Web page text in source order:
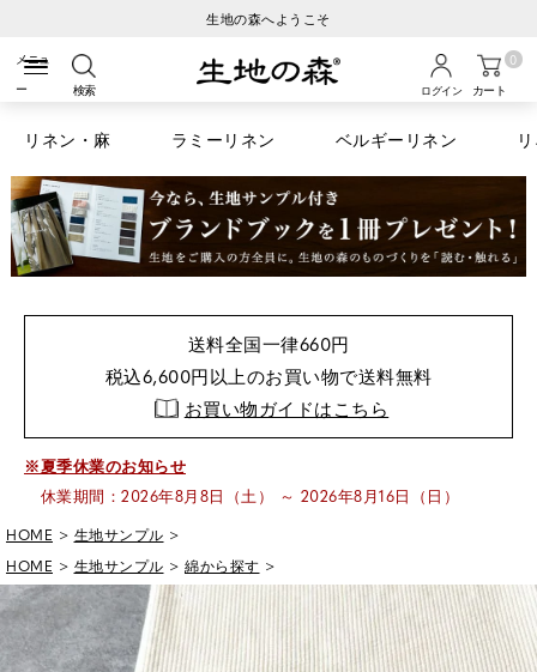
ご注文から3営業日以内の発送
検索 ログイン カート
0
リネン・麻 ラミーリネン ベルギーリネン
送料全国一律660円
税込6,600円以上のお買い物で送料無料
お買い物ガイドはこちら
※夏季休業のお知らせ
休業期間：2026年8月8日（土） ～ 2026年8月16日（日）
HOME
生地サンプル
HOME
生地サンプル 綿から探す